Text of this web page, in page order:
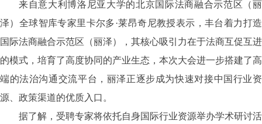
来自意大利博洛尼亚大学的北京国际法商融合示范区（丽
泽）全球智库专家里卡尔多·莱昂奇尼教授表示，丰台着力打造
国际法商融合示范区（丽泽），其核心吸引力在于法商互促互进
的模式，培育了高度协同的产业生态，本次大会进一步搭建了高
端的法治沟通交流平台，丽泽正逐步成为快速对接中国行业资
源、政策渠道的优质入口。
据了解，受聘专家将依托自身国际行业资源举办学术研讨活